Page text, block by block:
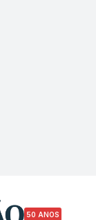
50 ANOS